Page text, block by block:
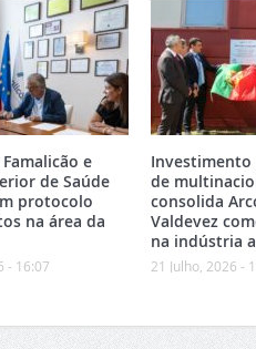
e
de Saúde
protocolo
na área da
- 16:07
Investimento
de
consolida
Valdevez
na indústria
21 Julho, 2026 -